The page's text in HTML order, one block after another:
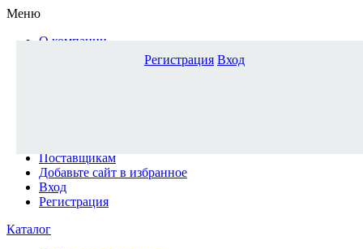
Меню
О компании
Поставщикам
Добавьте сайт в избранное
Вход
Регистрация
Каталог
Регистрация Вход